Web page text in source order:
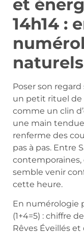
et
14h14 :
naturels
Poser son regard
un petit rituel de
comme un clin
une main tendue
renferme des
pas à pas. Entre
semble venir
cette heure.
En numérologie
(1+4=5) : chiffre
Rêves Éveillés